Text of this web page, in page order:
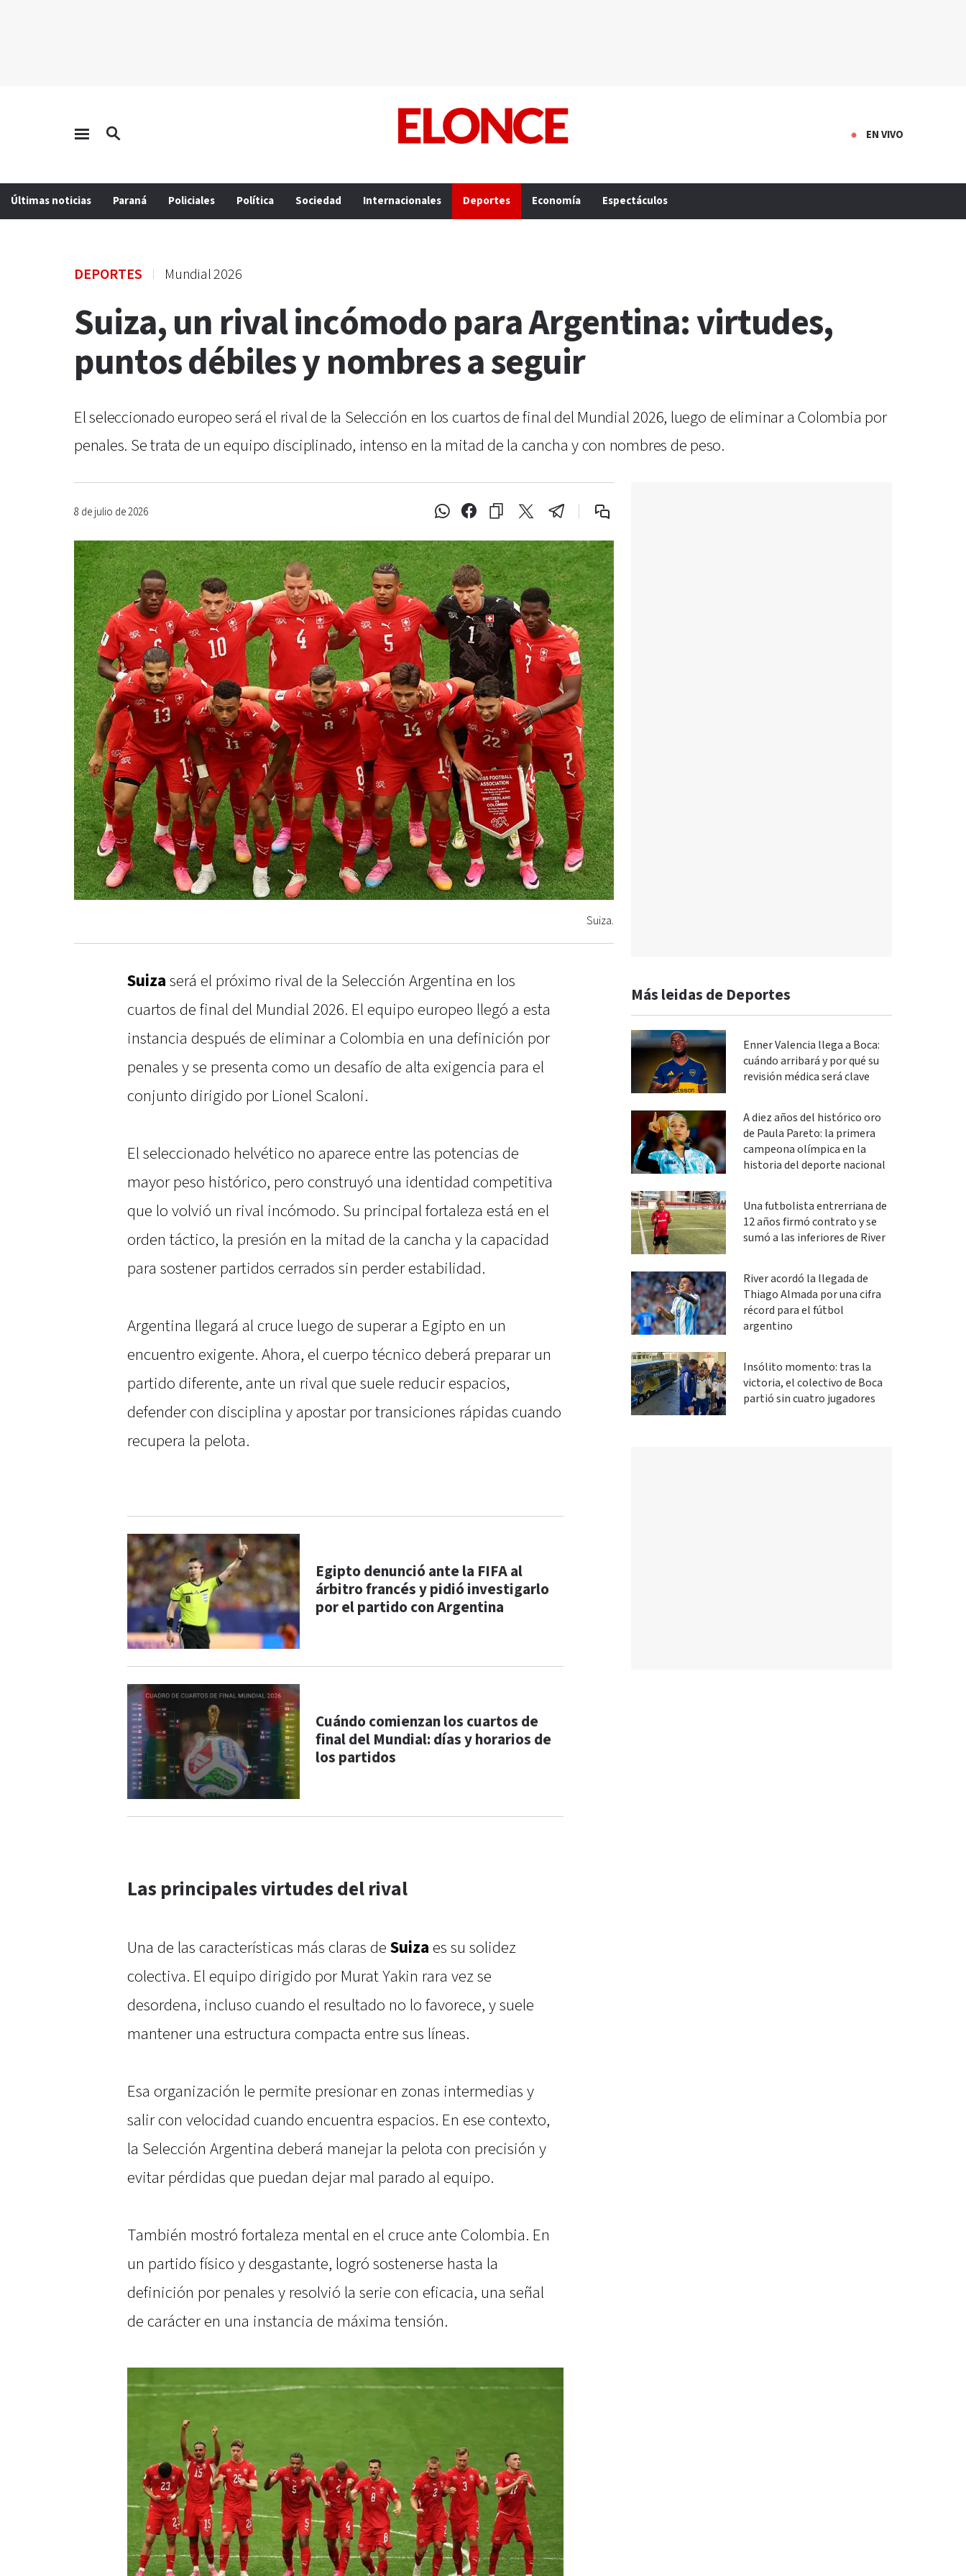
EN VIVO
Últimas noticias Paraná Policiales Política Sociedad Internacionales Deportes Economía Espectáculos
DEPORTES Mundial 2026
Suiza, un rival incómodo para Argentina: virtudes,
puntos débiles y nombres a seguir
El seleccionado europeo será el rival de la Selección en los cuartos de final del Mundial 2026, luego de eliminar a Colombia por
penales. Se trata de un equipo disciplinado, intenso en la mitad de la cancha y con nombres de peso.
8 de julio de 2026
Suiza.
Suiza será el próximo rival de la Selección Argentina en los
cuartos de final del Mundial 2026. El equipo europeo llegó a esta
instancia después de eliminar a Colombia en una definición por
penales y se presenta como un desafío de alta exigencia para el
conjunto dirigido por Lionel Scaloni.
El seleccionado helvético no aparece entre las potencias de
mayor peso histórico, pero construyó una identidad competitiva
que lo volvió un rival incómodo. Su principal fortaleza está en el
orden táctico, la presión en la mitad de la cancha y la capacidad
para sostener partidos cerrados sin perder estabilidad.
Argentina llegará al cruce luego de superar a Egipto en un
encuentro exigente. Ahora, el cuerpo técnico deberá preparar un
partido diferente, ante un rival que suele reducir espacios,
defender con disciplina y apostar por transiciones rápidas cuando
recupera la pelota.
Egipto denunció ante la FIFA al
árbitro francés y pidió investigarlo
por el partido con Argentina
Cuándo comienzan los cuartos de
final del Mundial: días y horarios de
los partidos
Las principales virtudes del rival
Una de las características más claras de Suiza es su solidez
colectiva. El equipo dirigido por Murat Yakin rara vez se
desordena, incluso cuando el resultado no lo favorece, y suele
mantener una estructura compacta entre sus líneas.
Esa organización le permite presionar en zonas intermedias y
salir con velocidad cuando encuentra espacios. En ese contexto,
la Selección Argentina deberá manejar la pelota con precisión y
evitar pérdidas que puedan dejar mal parado al equipo.
También mostró fortaleza mental en el cruce ante Colombia. En
un partido físico y desgastante, logró sostenerse hasta la
definición por penales y resolvió la serie con eficacia, una señal
de carácter en una instancia de máxima tensión.
Más leidas de Deportes
Enner Valencia llega a Boca:
cuándo arribará y por qué su
revisión médica será clave
A diez años del histórico oro
de Paula Pareto: la primera
campeona olímpica en la
historia del deporte nacional
Una futbolista entrerriana de
12 años firmó contrato y se
sumó a las inferiores de River
River acordó la llegada de
Thiago Almada por una cifra
récord para el fútbol
argentino
Insólito momento: tras la
victoria, el colectivo de Boca
partió sin cuatro jugadores